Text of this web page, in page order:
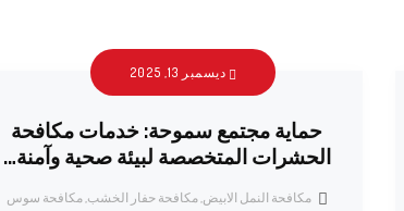
ديسمبر 13, 2025
حماية مجتمع سموحة: خدمات مكافحة
الحشرات المتخصصة لبيئة صحية وآمنة…
مكافحة النمل الابيض,مكافحة حفار الخشب,مكافحة سوس